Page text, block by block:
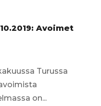
Avoimet
Turussa
on...